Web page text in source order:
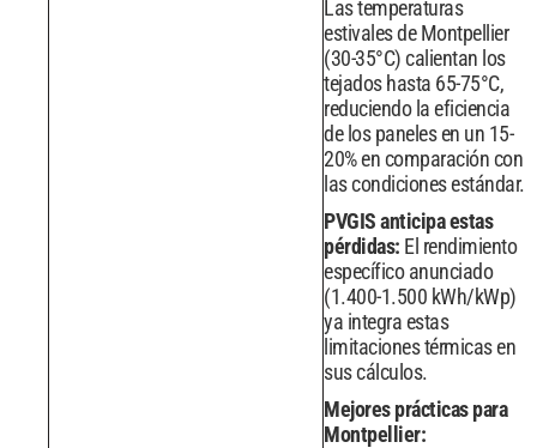
Las temperaturas
estivales de Montpellier
(30-35°C) calientan los
tejados hasta 65-75°C,
reduciendo la eficiencia
de los paneles en un 15-
20% en comparación con
las condiciones estándar.
PVGIS anticipa estas
pérdidas: El rendimiento
específico anunciado
(1.400-1.500 kWh/kWp)
ya integra estas
limitaciones térmicas en
sus cálculos.
Mejores prácticas para
Montpellier: